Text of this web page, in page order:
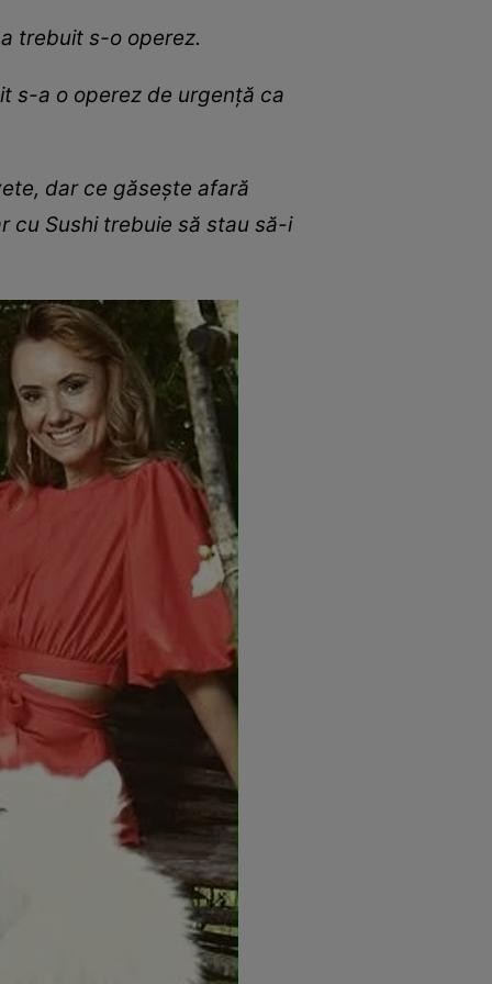
trebuit s-o operez.
s-a o operez de urgență ca
dar ce găsește afară
cu Sushi trebuie să stau să-i